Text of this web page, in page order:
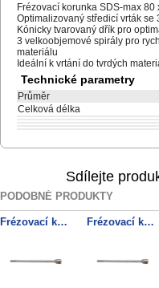
Frézovací korunka SDS-max
Optimalizovaný středicí vrták
Kónicky tvarovaný dřík pro
3 velkoobjemové spirály pro
materiálu
Ideální k vrtání do tvrdých
Technické parametry
Průměr
Celková délka
Sdílejte
PODOBNÉ PRODUKTY
Frézovací korunka SDS-max 80 x 550 mm, jednodílná, z tvrdokovu Frézovací korunka SDS-max 65 x 990 mm, jednodílná, z tvrdokovu